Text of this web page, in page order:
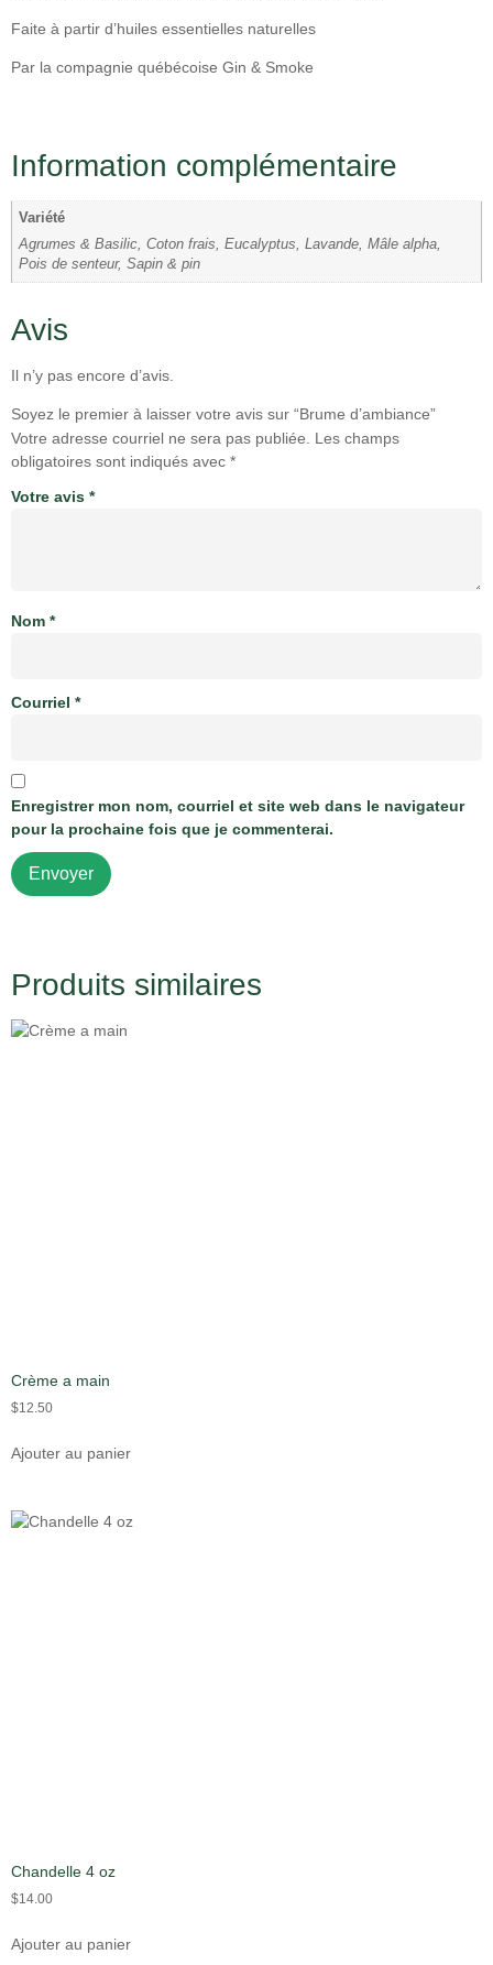
Faite à partir d’huiles essentielles naturelles
Par la compagnie québécoise Gin & Smoke
Information complémentaire
Variété
Agrumes & Basilic, Coton frais, Eucalyptus, Lavande, Mâle alpha,
Pois de senteur, Sapin & pin
Avis
Il n’y pas encore d’avis.
Soyez le premier à laisser votre avis sur “Brume d’ambiance”
Votre adresse courriel ne sera pas publiée.
Les champs
obligatoires sont indiqués avec *
Votre avis *
Nom *
Courriel *
Enregistrer mon nom, courriel et site web dans le navigateur
pour la prochaine fois que je commenterai.
Produits similaires
Crème a main
$12.50
Ajouter au panier
Chandelle 4 oz
$14.00
Ajouter au panier